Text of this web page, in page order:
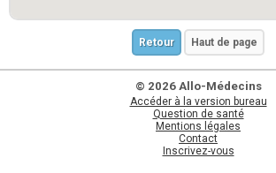
Retour Haut de page
© 2026 Allo-Médecins
Accéder à la version bureau
Question de santé
Mentions légales
Contact
Inscrivez-vous